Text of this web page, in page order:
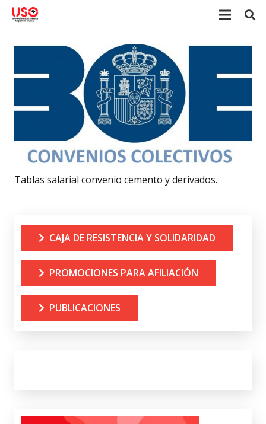
Tablas salarial convenio cemento y derivados.
CAJA DE RESISTENCIA Y SOLIDARIDAD
PROMOCIONES PARA AFILIACIÓN
PUBLICACIONES